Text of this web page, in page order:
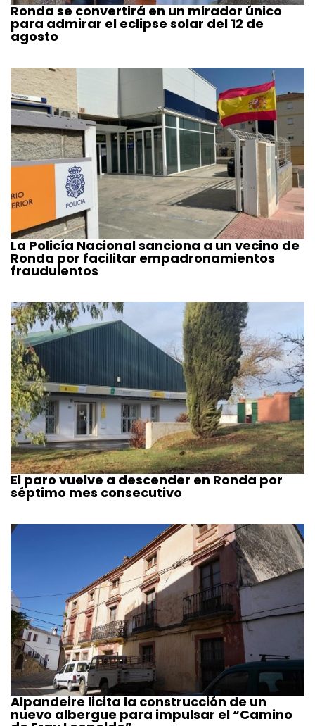
Ronda se convertirá en un mirador único
para admirar el eclipse solar del 12 de
agosto
La Policía Nacional sanciona a un vecino de
Ronda por facilitar empadronamientos
fraudulentos
El paro vuelve a descender en Ronda por
séptimo mes consecutivo
Alpandeire licita la construcción de un
nuevo albergue para impulsar el “Camino